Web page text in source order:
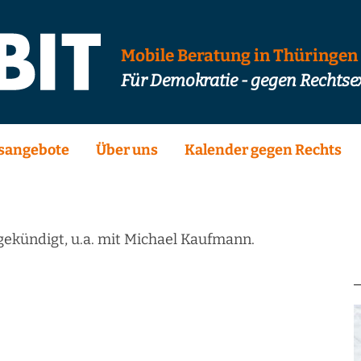
Mobile Beratung in Thüringen
Für Demokratie - gegen
Über uns Kalender gegen Rechts
u.a. mit Michael Kaufmann.